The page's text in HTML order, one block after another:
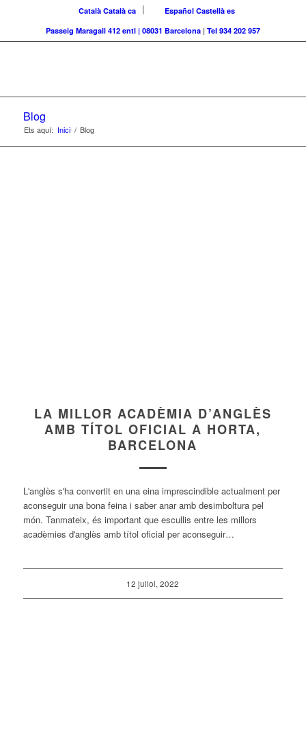
Català Català ca Español Castellà es
Passeig Maragall 412 entl | 08031 Barcelona| Tel 934 202 957
Blog
Ets aquí: Inici / Blog
LA MILLOR ACADÈMIA D’ANGLÈS
AMB TÍTOL OFICIAL A HORTA,
BARCELONA
L'anglès s'ha convertit en una eina imprescindible actualment per
aconseguir una bona feina i saber anar amb desimboltura pel
món. Tanmateix, és important que escullis entre les millors
acadèmies d'anglès amb títol oficial per aconseguir…
12 juliol, 2022